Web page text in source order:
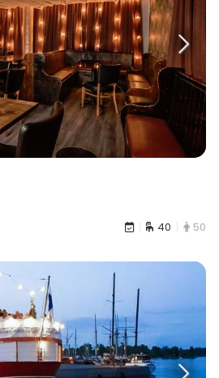
40 50